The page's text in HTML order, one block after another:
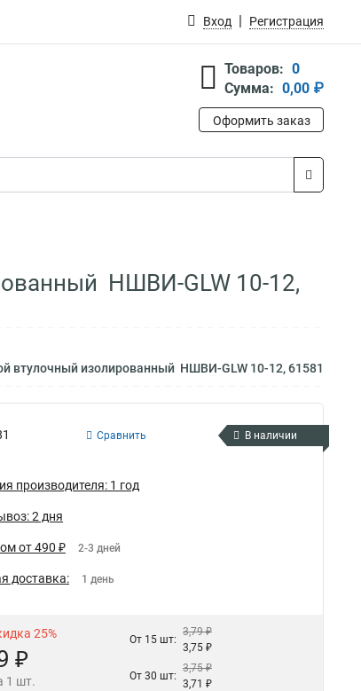
Вход Регистрация
Товаров: 0
Сумма: 0,00 ₽
Оформить заказ
НШВИ-GLW 10-12,
втулочный изолированный НШВИ-GLW 10-12, 61581
Сравнить В наличии
производителя: 1 год
2 дня
от 490 ₽ 2-3 дней
доставка: 1 день
25%
₽
1 шт.
От 15 шт:
3,79 ₽
3,75 ₽
От 30 шт:
3,75 ₽
3,71 ₽